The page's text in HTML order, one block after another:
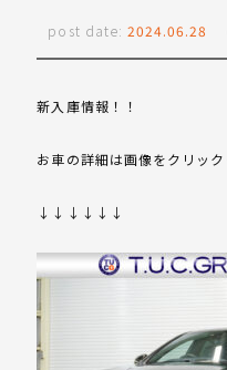
post date: 2024.06.28
新入庫情報！！
お車の詳細は画像をクリック
↓↓↓↓↓↓